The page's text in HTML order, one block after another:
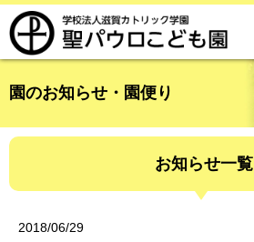
園のお知らせ・園便り
お知らせ一覧
2018/06/29